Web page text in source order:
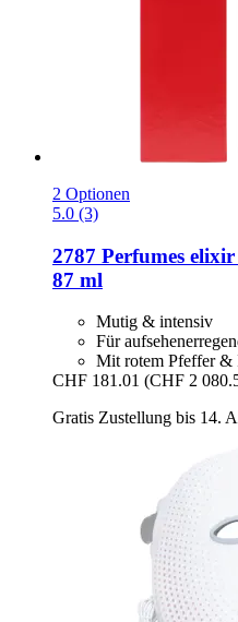
2 Optionen
5.0 (3)
2787 Perfumes elixir
87 ml
Mutig & intensiv
Für
Mit rotem Pfeffer &
CHF 181.01 (CHF 2
Gratis Zustellung bis 14.